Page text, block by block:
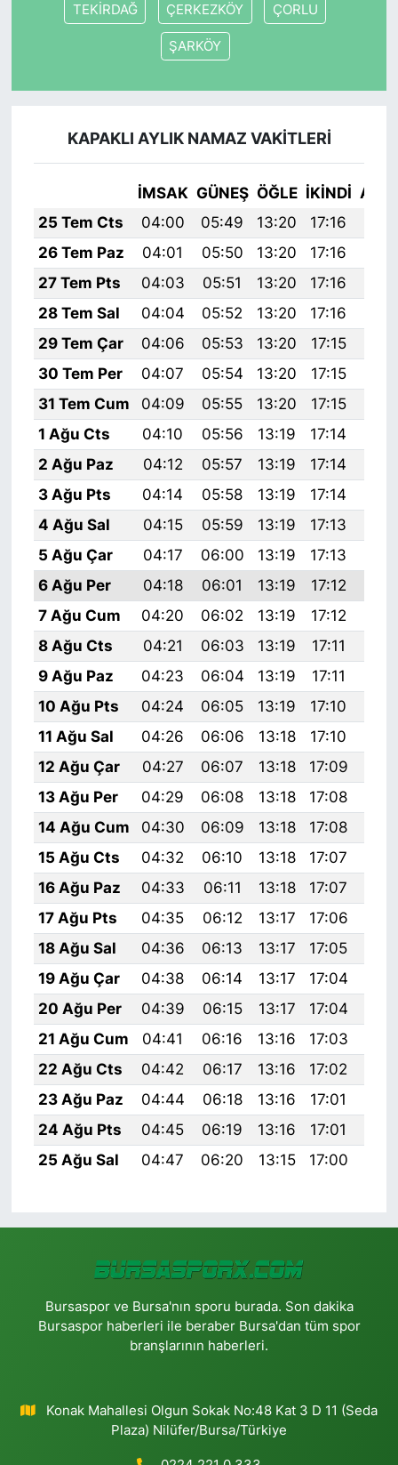
TEKİRDAĞ ÇERKEZKÖY ÇORLU
ŞARKÖY
KAPAKLI AYLIK NAMAZ VAKITLERI
İMSAK GÜNEŞ ÖĞLE İKINDI
25 Tem Cts
04:00 05:49 13:20 17:16
26 Tem Paz
04:01 05:50 13:20 17:16
27 Tem Pts
04:03 05:51 13:20 17:16
28 Tem Sal
04:04 05:52 13:20 17:16
29 Tem Çar
04:06 05:53 13:20 17:15
30 Tem Per
04:07 05:54 13:20 17:15
31 Tem Cum
04:09 05:55 13:20 17:15
1 Ağu Cts
04:10 05:56 13:19 17:14
2 Ağu Paz
04:12 05:57 13:19 17:14
3 Ağu Pts
04:14 05:58 13:19 17:14
4 Ağu Sal
04:15 05:59 13:19 17:13
5 Ağu Çar
04:17 06:00 13:19 17:13
6 Ağu Per
04:18 06:01 13:19 17:12
7 Ağu Cum
04:20 06:02 13:19 17:12
8 Ağu Cts
04:21 06:03 13:19 17:11
9 Ağu Paz
04:23 06:04 13:19 17:11
10 Ağu Pts
04:24 06:05 13:19 17:10
11 Ağu Sal
04:26 06:06 13:18 17:10
12 Ağu Çar
04:27 06:07 13:18 17:09
13 Ağu Per
04:29 06:08 13:18 17:08
14 Ağu Cum
04:30 06:09 13:18 17:08
15 Ağu Cts
04:32 06:10 13:18 17:07
16 Ağu Paz
04:33 06:11 13:18 17:07
17 Ağu Pts
04:35 06:12 13:17 17:06
18 Ağu Sal
04:36 06:13 13:17 17:05
19 Ağu Çar
04:38 06:14 13:17 17:04
20 Ağu Per
04:39 06:15 13:17 17:04
21 Ağu Cum
04:41 06:16 13:16 17:03
22 Ağu Cts
04:42 06:17 13:16 17:02
23 Ağu Paz
04:44 06:18 13:16 17:01
24 Ağu Pts
04:45 06:19 13:16 17:01
25 Ağu Sal
04:47 06:20 13:15 17:00
Bursaspor ve Bursa'nın sporu burada. Son dakika
Bursaspor haberleri ile beraber Bursa'dan tüm spor
branşlarının haberleri.
Konak Mahallesi Olgun Sokak No:48 Kat 3 D 11 (Seda
Plaza) Nilüfer/Bursa/Türkiye